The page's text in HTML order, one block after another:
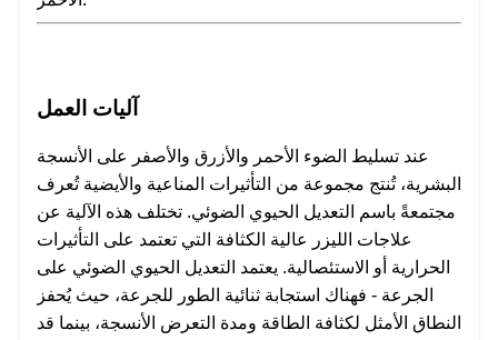
آليات العمل
عند تسليط الضوء الأحمر والأزرق والأصفر على الأنسجة
البشرية، تُنتج مجموعة من التأثيرات المناعية والأيضية تُعرف
مجتمعةً باسم التعديل الحيوي الضوئي. تختلف هذه الآلية عن
علاجات الليزر عالية الكثافة التي تعتمد على التأثيرات
الحرارية أو الاستئصالية. يعتمد التعديل الحيوي الضوئي على
الجرعة - فهناك استجابة ثنائية الطور للجرعة، حيث يُحفز
النطاق الأمثل لكثافة الطاقة ومدة التعرض الأنسجة، بينما قد